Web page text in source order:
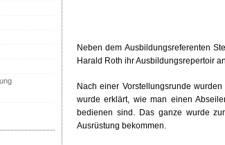
Neben dem Ausbildungsreferenten
Harald Roth ihr Ausbildungsrepertoir
Nach einer Vorstellungsrunde
wurde erklärt, wie man einen
bedienen sind. Das ganze wurde
Ausrüstung bekommen.